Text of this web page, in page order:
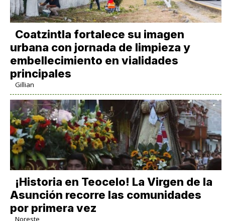
Coatzintla fortalece su imagen
urbana con jornada de limpieza y
embellecimiento en vialidades
principales
Gillian
​¡Historia en Teocelo! La Virgen de la
Asunción recorre las comunidades
por primera vez
Noreste